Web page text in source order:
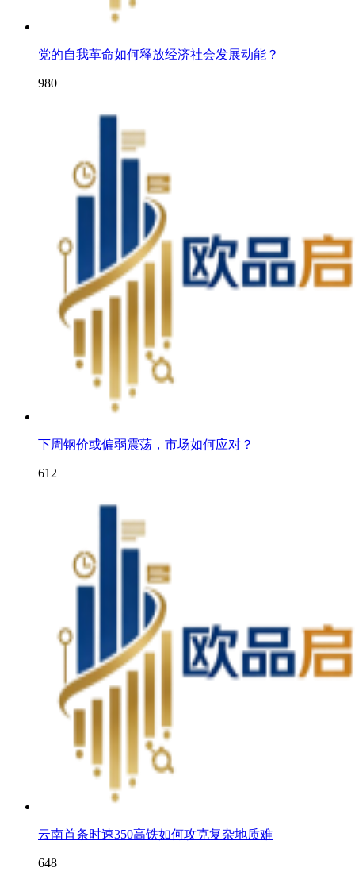
党的自我革命如何释放经济社会发展动能？
980
下周钢价或偏弱震荡，市场如何应对？
612
云南首条时速350高铁如何攻克复杂地质难
648